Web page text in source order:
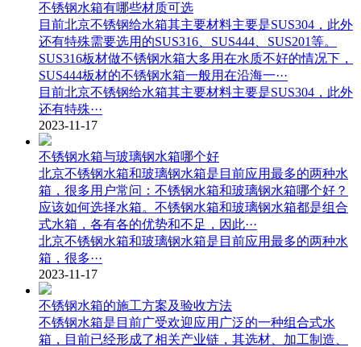
不锈钢水箱有哪些材质可选
目前北京不锈钢给水箱其主要材料主要是SUS304，此外
还有特殊需要选用的SUS316、SUS444、SUS201等。
SUS316板材做不锈钢水箱大多用在水质不好的情况下，
SUS444板材的不锈钢水箱一般用在沿海一···
目前北京不锈钢给水箱其主要材料主要是SUS304，此外
还有特殊···
2023-11-17
不锈钢水箱与玻璃钢水箱哪个好
北京不锈钢水箱和玻璃钢水箱是目前应用最多的两种水
箱，很多用户常问：不锈钢水箱和玻璃钢水箱哪个好？
应该如何选择水箱。不锈钢水箱和玻璃钢水箱都是组合
式水箱，各有各的优势和不足，因此···
北京不锈钢水箱和玻璃钢水箱是目前应用最多的两种水
箱，很多···
2023-11-17
不锈钢水箱的施工方案及验收方法
不锈钢水箱是目前广受欢迎应用广泛的一种组合式水
箱，目前已经形成了相关产业链，其选材、加工制造、